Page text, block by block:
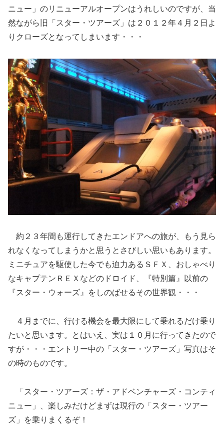
ニュー」のリニューアルオープンはうれしいのですが、当
然ながら旧「スター・ツアーズ」は２０１２年４月２日よ
りクローズとなってしまいます・・・
約２３年間も運行してきたエンドアへの旅が、もう見ら
れなくなってしまうかと思うとさびしい思いもあります。
ミニチュアを駆使した今でも迫力あるＳＦＸ、おしゃべり
なキャプテンＲＥＸなどのドロイド、『特別篇』以前の
『スター・ウォーズ』をしのばせるその世界観・・・
４月までに、行ける機会を最大限にして乗れるだけ乗り
たいと思います。とはいえ、実は１０月に行ってきたので
すが・・・エントリー中の「スター・ツアーズ」写真はそ
の時のものです。
「スター・ツアーズ：ザ・アドベンチャーズ・コンティ
ニュー」、楽しみだけどまずは現行の「スター・ツアー
ズ」を乗りまくるぞ！